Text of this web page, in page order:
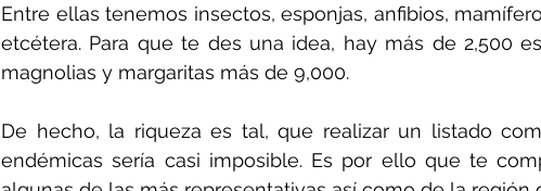
Entre ellas tenemos insectos, esponjas, anfibios,
etcétera. Para que te des una idea, hay más de 2,500
magnolias y margaritas más de 9,000.
De hecho, la riqueza es tal, que realizar un listado
endémicas sería casi imposible. Es por ello que te